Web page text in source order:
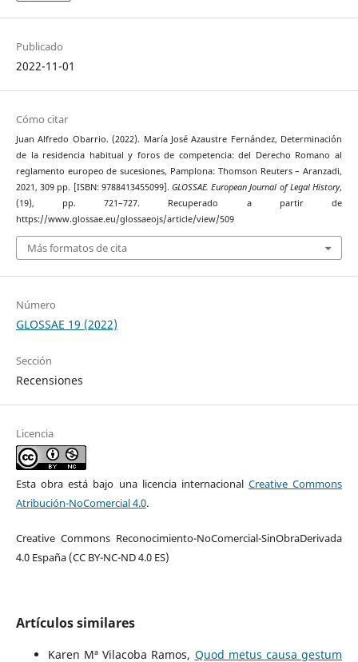
Publicado
2022-11-01
Cómo citar
Juan Alfredo Obarrio. (2022). María José Azaustre Fernández, Determinación
de la residencia habitual y foros de competencia: del Derecho Romano al
reglamento europeo de sucesiones, Pamplona: Thomson Reuters – Aranzadi,
2021, 309 pp. [ISBN: 9788413455099]. GLOSSAE. European Journal of Legal History,
(19), pp. 721–727. Recuperado a partir de
https://www.glossae.eu/glossaeojs/article/view/509
Más formatos de cita
Número
GLOSSAE 19 (2022)
Sección
Recensiones
Licencia
Esta obra está bajo una licencia internacional Creative Commons
Atribución-NoComercial 4.0.
Creative Commons Reconocimiento-NoComercial-SinObraDerivada
4.0 España (CC BY-NC-ND 4.0 ES)
Artículos similares
Karen Mª Vilacoba Ramos, Quod metus causa gestum